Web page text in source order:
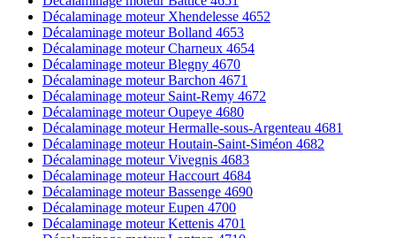
Décalaminage moteur Xhendelesse 4652
Décalaminage moteur Bolland 4653
Décalaminage moteur Charneux 4654
Décalaminage moteur Blegny 4670
Décalaminage moteur Barchon 4671
Décalaminage moteur Saint-Remy 4672
Décalaminage moteur Oupeye 4680
Décalaminage moteur Hermalle-sous-Argenteau 4681
Décalaminage moteur Houtain-Saint-Siméon 4682
Décalaminage moteur Vivegnis 4683
Décalaminage moteur Haccourt 4684
Décalaminage moteur Bassenge 4690
Décalaminage moteur Eupen 4700
Décalaminage moteur Kettenis 4701